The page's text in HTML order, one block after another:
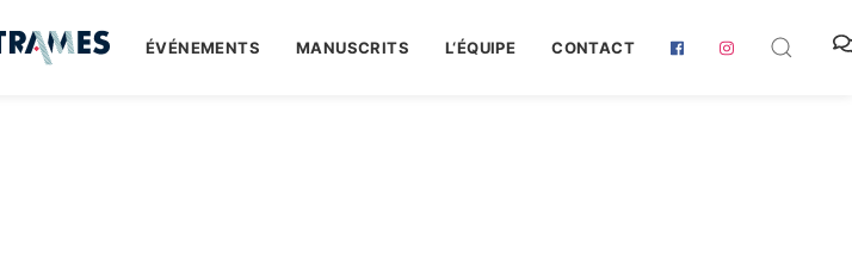
ÉVÉNEMENTS MANUSCRITS L‘ÉQUIPE CONTACT